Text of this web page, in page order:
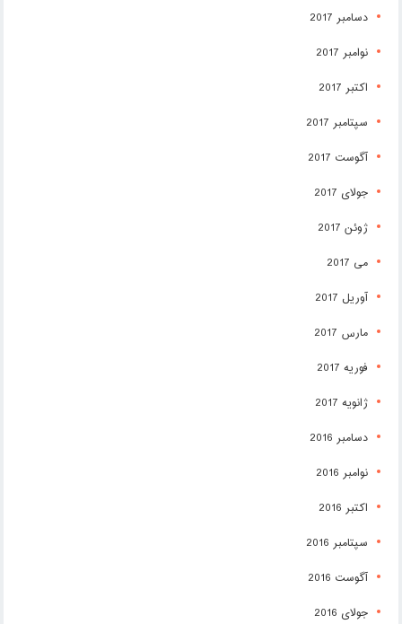
دسامبر 2017
نوامبر 2017
اکتبر 2017
سپتامبر 2017
آگوست 2017
جولای 2017
ژوئن 2017
می 2017
آوریل 2017
مارس 2017
فوریه 2017
ژانویه 2017
دسامبر 2016
نوامبر 2016
اکتبر 2016
سپتامبر 2016
آگوست 2016
جولای 2016